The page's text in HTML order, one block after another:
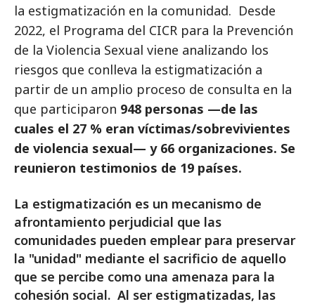
la estigmatización en la comunidad. Desde
2022, el Programa del CICR para la Prevención
de la Violencia Sexual viene analizando los
riesgos que conlleva la estigmatización a
partir de un amplio proceso de consulta en la
que participaron 948 personas —de las
cuales el 27 % eran víctimas/sobrevivientes
de violencia sexual— y 66 organizaciones. Se
reunieron testimonios de 19 países.
La estigmatización es un mecanismo de
afrontamiento perjudicial que las
comunidades pueden emplear para preservar
la "unidad" mediante el sacrificio de aquello
que se percibe como una amenaza para la
cohesión social. Al ser estigmatizadas, las